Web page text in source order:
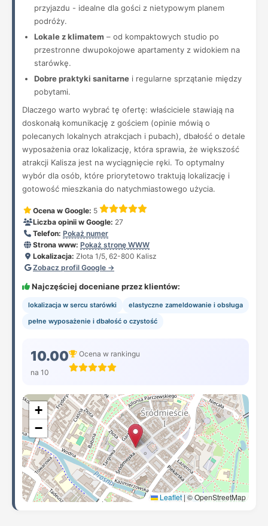
przyjazdu - idealne dla gości z nietypowym planem
podróży.
Lokale z klimatem – od kompaktowych studio po
przestronne dwupokojowe apartamenty z widokiem na
starówkę.
Dobre praktyki sanitarne i regularne sprzątanie między
pobytami.
Dlaczego warto wybrać tę ofertę: właściciele stawiają na
doskonałą komunikację z gościem (opinie mówią o
polecanych lokalnych atrakcjach i pubach), dbałość o detale
wyposażenia oraz lokalizację, która sprawia, że większość
atrakcji Kalisza jest na wyciągnięcie ręki. To optymalny
wybór dla osób, które priorytetowo traktują lokalizację i
gotowość mieszkania do natychmiastowego użycia.
Ocena w Google: 5
Liczba opinii w Google: 27
Telefon: Pokaż numer
Strona www: Pokaż stronę WWW
Lokalizacja: Złota 1/5, 62-800 Kalisz
Zobacz profil Google →
Najczęściej doceniane przez klientów:
lokalizacja w sercu starówki
elastyczne zameldowanie i obsługa
pełne wyposażenie i dbałość o czystość
10.00
na 10
Ocena w rankingu
+
−
Leaflet | © OpenStreetMap